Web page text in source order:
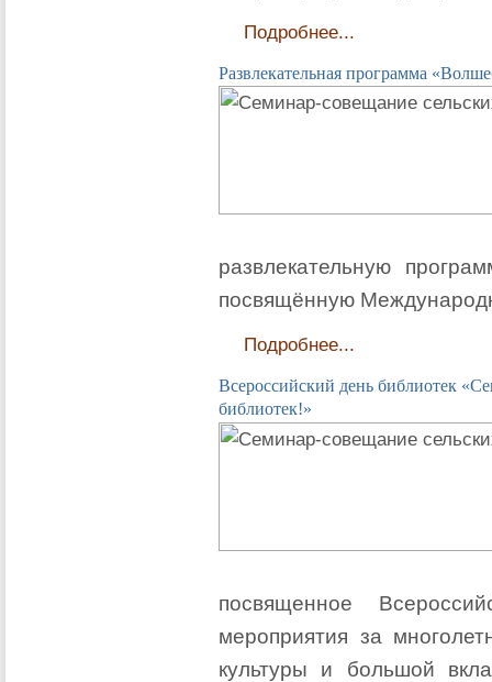
Подробнее...
Развлекательная программа
развлекательную
посвящённую
Подробнее...
Всероссийский день библиотек
библиотек!»
посвященное
мероприятия за
культуры и большой